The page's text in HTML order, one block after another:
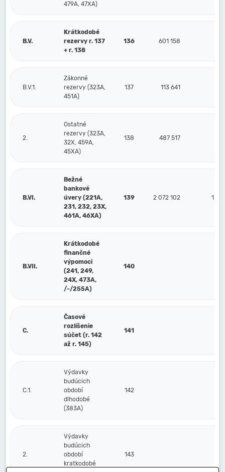
479A, 47XA)
B.V.
Krátkodobé
rezervy r. 137
+ r. 138
136 601 158
B.V.1.
Zákonné
rezervy (323A,
451A)
137 113 641
2.
Ostatné
rezervy (323A,
32X, 459A,
45XA)
138 487 517
B.VI.
Bežné
bankové
úvery (221A,
231, 232, 23X,
461A, 46XA)
139 2 072 102 1
B.VII.
Krátkodobé
finančné
výpomoci
(241, 249,
24X, 473A,
/-/255A)
140
C.
Časové
rozlíšenie
súčet (r. 142
až r. 145)
141
C.1.
Výdavky
budúcich
období
dlhodobé
(383A)
142
2.
Výdavky
budúcich
období
kratkodobé
143